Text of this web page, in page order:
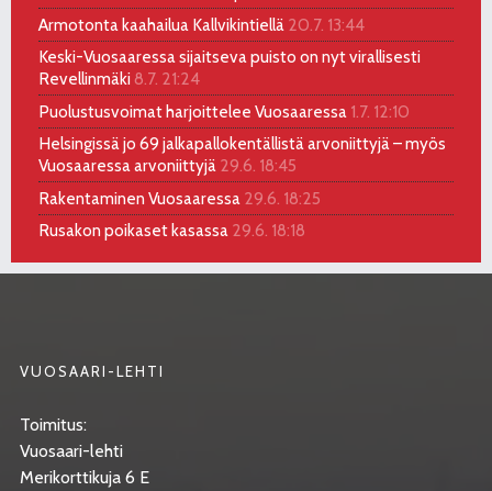
Armotonta kaahailua Kallvikintiellä 20.7. 13:44
Keski-Vuosaaressa sijaitseva puisto on nyt virallisesti
Revellinmäki 8.7. 21:24
Puolustusvoimat harjoittelee Vuosaaressa 1.7. 12:10
Helsingissä jo 69 jalkapallokentällistä arvoniittyjä – myös
Vuosaaressa arvoniittyjä 29.6. 18:45
Rakentaminen Vuosaaressa 29.6. 18:25
Rusakon poikaset kasassa 29.6. 18:18
VUOSAARI-LEHTI
Toimitus:
Vuosaari-lehti
Merikorttikuja 6 E